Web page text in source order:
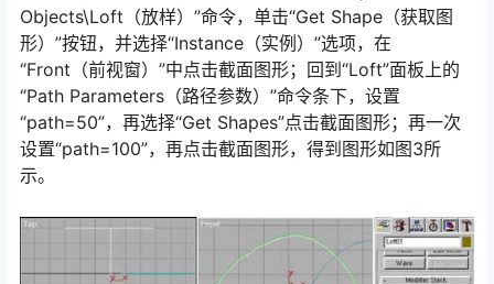
Objects\Loft（放样）”命令，单击“Get Shape（获取图
形）”按钮，并选择“Instance（实例）”选项，在
“Front（前视窗）”中点击截面图形；回到“Loft”面板上的
“Path Parameters（路径参数）”命令条下，设置
“path=50”，再选择“Get Shapes”点击截面图形；再一次
设置“path=100”，再点击截面图形，得到图形如图3所
示。